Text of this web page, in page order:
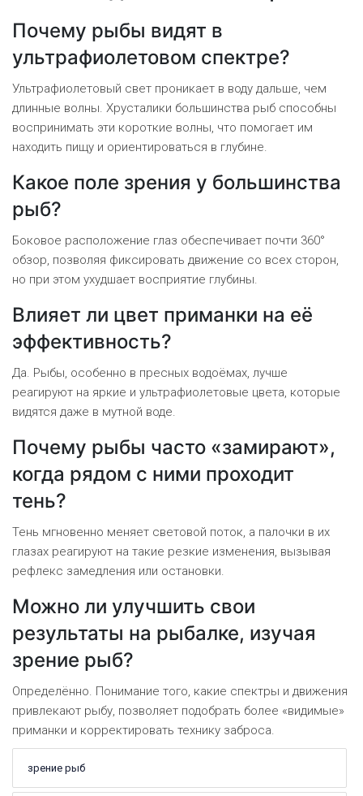
Почему рыбы видят в
ультрафиолетовом спектре?
Ультрафиолетовый свет проникает в воду дальше, чем
длинные волны. Хрусталики большинства рыб способны
воспринимать эти короткие волны, что помогает им
находить пищу и ориентироваться в глубине.
Какое поле зрения у большинства
рыб?
Боковое расположение глаз обеспечивает почти 360°
обзор, позволяя фиксировать движение со всех сторон,
но при этом ухудшает восприятие глубины.
Влияет ли цвет приманки на её
эффективность?
Да. Рыбы, особенно в пресных водоёмах, лучше
реагируют на яркие и ультрафиолетовые цвета, которые
видятся даже в мутной воде.
Почему рыбы часто «замирают»,
когда рядом с ними проходит
тень?
Тень мгновенно меняет световой поток, а палочки в их
глазах реагируют на такие резкие изменения, вызывая
рефлекс замедления или остановки.
Можно ли улучшить свои
результаты на рыбалке, изучая
зрение рыб?
Определённо. Понимание того, какие спектры и движения
привлекают рыбу, позволяет подобрать более «видимые»
приманки и корректировать технику заброса.
зрение рыб